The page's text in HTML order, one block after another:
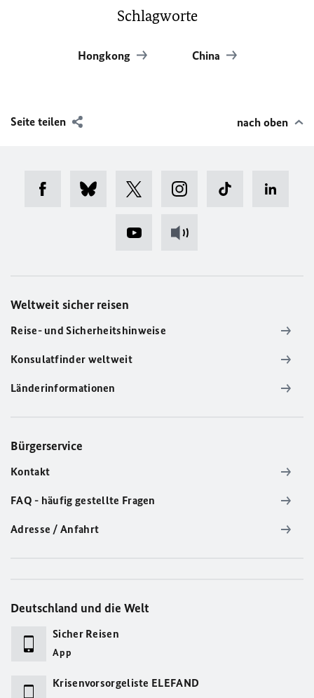
Schlagworte
Hongkong China
Seite teilen nach oben
Weltweit sicher reisen
Reise- und Sicherheitshinweise
Konsulatfinder weltweit
Länderinformationen
Bürgerservice
Kontakt
FAQ - häufig gestellte Fragen
Adresse / Anfahrt
Deutschland und die Welt
Sicher Reisen
App
Krisenvorsorgeliste ELEFAND